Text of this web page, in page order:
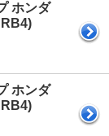
ホンダ
ホンダ